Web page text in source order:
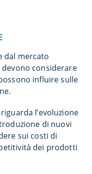
dal mercato
considerare
influire sulle
l’evoluzione
di nuovi
sui costi di
dei prodotti